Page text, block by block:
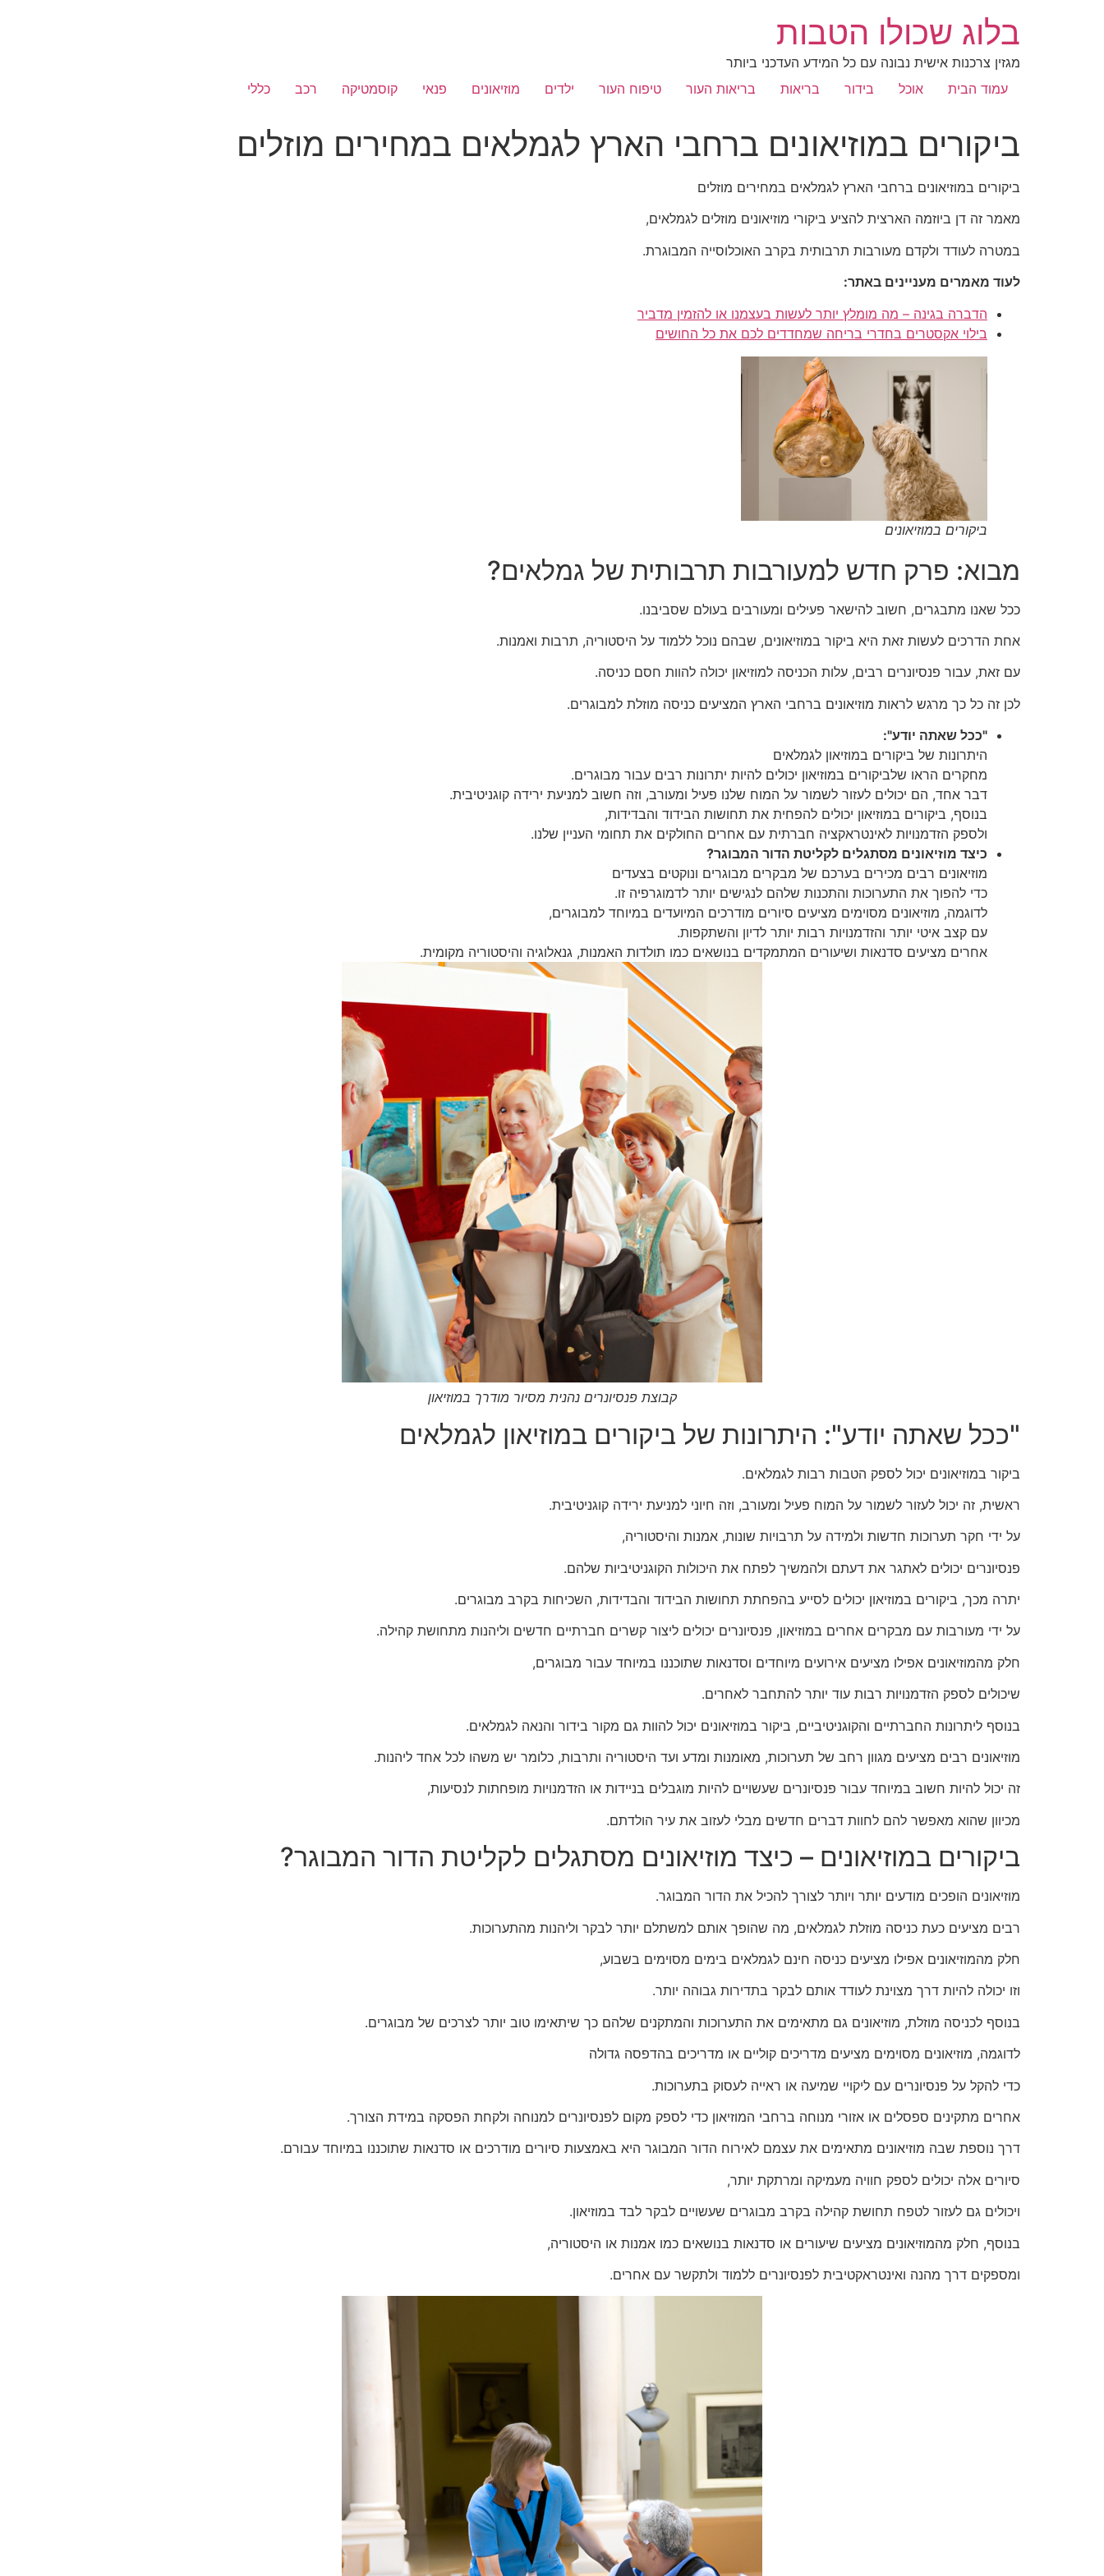
בלוג שכולו הטבות
מגזין צרכנות אישית נבונה עם כל המידע העדכני ביותר
עמוד הבית
אוכל בידור בריאות בריאות העור טיפוח העור ילדים מוזיאונים פנאי קוסמטיקה רכב כללי
ביקורים במוזיאונים ברחבי הארץ לגמלאים במחירים מוזלים
ביקורים במוזיאונים ברחבי הארץ לגמלאים במחירים מוזלים
מאמר זה דן ביוזמה הארצית להציע ביקורי מוזיאונים מוזלים לגמלאים,
במטרה לעודד ולקדם מעורבות תרבותית בקרב האוכלוסייה המבוגרת.
לעוד מאמרים מעניינים באתר:
הדברה בגינה – מה מומלץ יותר לעשות בעצמנו או להזמין מדביר
בילוי אקסטרים בחדרי בריחה שמחדדים לכם את כל החושים
ביקורים במוזיאונים
מבוא: פרק חדש למעורבות תרבותית של גמלאים?
ככל שאנו מתבגרים, חשוב להישאר פעילים ומעורבים בעולם שסביבנו.
אחת הדרכים לעשות זאת היא ביקור במוזיאונים, שבהם נוכל ללמוד על היסטוריה, תרבות ואמנות.
עם זאת, עבור פנסיונרים רבים, עלות הכניסה למוזיאון יכולה להוות חסם כניסה.
לכן זה כל כך מרגש לראות מוזיאונים ברחבי הארץ המציעים כניסה מוזלת למבוגרים.
"ככל שאתה יודע":
היתרונות של ביקורים במוזיאון לגמלאים
מחקרים הראו שלביקורים במוזיאון יכולים להיות יתרונות רבים עבור מבוגרים.
דבר אחד, הם יכולים לעזור לשמור על המוח שלנו פעיל ומעורב, וזה חשוב למניעת ירידה קוגניטיבית.
בנוסף, ביקורים במוזיאון יכולים להפחית את תחושות הבידוד והבדידות,
ולספק הזדמנויות לאינטראקציה חברתית עם אחרים החולקים את תחומי העניין שלנו.
כיצד מוזיאונים מסתגלים לקליטת הדור המבוגר?
מוזיאונים רבים מכירים בערכם של מבקרים מבוגרים ונוקטים בצעדים
כדי להפוך את התערוכות והתכנות שלהם לנגישים יותר לדמוגרפיה זו.
לדוגמה, מוזיאונים מסוימים מציעים סיורים מודרכים המיועדים במיוחד למבוגרים,
עם קצב איטי יותר והזדמנויות רבות יותר לדיון והשתקפות.
אחרים מציעים סדנאות ושיעורים המתמקדים בנושאים כמו תולדות האמנות, גנאלוגיה והיסטוריה מקומית.
קבוצת פנסיונרים נהנית מסיור מודרך במוזיאון
"ככל שאתה יודע": היתרונות של ביקורים במוזיאון לגמלאים
ביקור במוזיאונים יכול לספק הטבות רבות לגמלאים.
ראשית, זה יכול לעזור לשמור על המוח פעיל ומעורב, וזה חיוני למניעת ירידה קוגניטיבית.
על ידי חקר תערוכות חדשות ולמידה על תרבויות שונות, אמנות והיסטוריה,
פנסיונרים יכולים לאתגר את דעתם ולהמשיך לפתח את היכולות הקוגניטיביות שלהם.
יתרה מכך, ביקורים במוזיאון יכולים לסייע בהפחתת תחושות הבידוד והבדידות, השכיחות בקרב מבוגרים.
על ידי מעורבות עם מבקרים אחרים במוזיאון, פנסיונרים יכולים ליצור קשרים חברתיים חדשים וליהנות מתחושת קהילה.
חלק מהמוזיאונים אפילו מציעים אירועים מיוחדים וסדנאות שתוכננו במיוחד עבור מבוגרים,
שיכולים לספק הזדמנויות רבות עוד יותר להתחבר לאחרים.
בנוסף ליתרונות החברתיים והקוגניטיביים, ביקור במוזיאונים יכול להוות גם מקור בידור והנאה לגמלאים.
מוזיאונים רבים מציעים מגוון רחב של תערוכות, מאומנות ומדע ועד היסטוריה ותרבות, כלומר יש משהו לכל אחד ליהנות.
זה יכול להיות חשוב במיוחד עבור פנסיונרים שעשויים להיות מוגבלים בניידות או הזדמנויות מופחתות לנסיעות,
מכיוון שהוא מאפשר להם לחוות דברים חדשים מבלי לעזוב את עיר הולדתם.
ביקורים במוזיאונים – כיצד מוזיאונים מסתגלים לקליטת הדור המבוגר?
מוזיאונים הופכים מודעים יותר ויותר לצורך להכיל את הדור המבוגר.
רבים מציעים כעת כניסה מוזלת לגמלאים, מה שהופך אותם למשתלם יותר לבקר וליהנות מהתערוכות.
חלק מהמוזיאונים אפילו מציעים כניסה חינם לגמלאים בימים מסוימים בשבוע,
וזו יכולה להיות דרך מצוינת לעודד אותם לבקר בתדירות גבוהה יותר.
בנוסף לכניסה מוזלת, מוזיאונים גם מתאימים את התערוכות והמתקנים שלהם כך שיתאימו טוב יותר לצרכים של מבוגרים.
לדוגמה, מוזיאונים מסוימים מציעים מדריכים קוליים או מדריכים בהדפסה גדולה
כדי להקל על פנסיונרים עם ליקויי שמיעה או ראייה לעסוק בתערוכות.
אחרים מתקינים ספסלים או אזורי מנוחה ברחבי המוזיאון כדי לספק מקום לפנסיונרים למנוחה ולקחת הפסקה במידת הצורך.
דרך נוספת שבה מוזיאונים מתאימים את עצמם לאירוח הדור המבוגר היא באמצעות סיורים מודרכים או סדנאות שתוכננו במיוחד עבורם.
סיורים אלה יכולים לספק חוויה מעמיקה ומרתקת יותר,
ויכולים גם לעזור לטפח תחושת קהילה בקרב מבוגרים שעשויים לבקר לבד במוזיאון.
בנוסף, חלק מהמוזיאונים מציעים שיעורים או סדנאות בנושאים כמו אמנות או היסטוריה,
ומספקים דרך מהנה ואינטראקטיבית לפנסיונרים ללמוד ולתקשר עם אחרים.